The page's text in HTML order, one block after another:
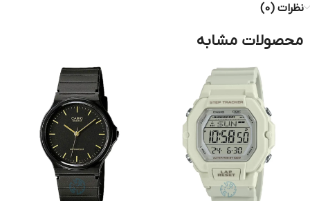
نظرات (0)
محصولات مشابه